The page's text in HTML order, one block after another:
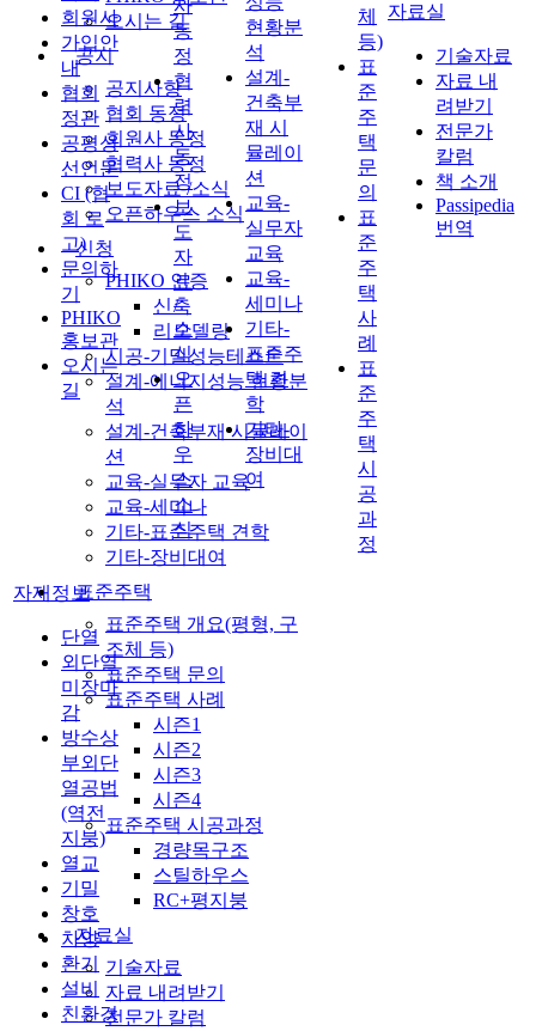
오시는 길
공지
공지사항
협회 동정
회원사 동정
협력사 동정
보도자료 /소식
오픈하우스 소식
신청
PHIKO 인증
신축
리모델링
시공-기밀성능테스트
설계-에너지성능 현황분
석
설계-건축부재 시뮬레이
션
교육-실무자 교육
교육-세미나
기타-표준주택 견학
기타-장비대여
표준주택
표준주택 개요(평형, 구
조체 등)
표준주택 문의
표준주택 사례
시즌1
시즌2
시즌3
시즌4
표준주택 시공과정
경량목구조
스틸하우스
RC+평지붕
자료실
기술자료
자료 내려받기
전문가 칼럼
회원사
가입안
내
협회
정관
공평성
선언문
CI (협
회 로
고)
문의하
기
PHIKO
홍보관
오시는
길
사
동
정
협
력
사
동
정
보
도
자
료
/
소
식
오
픈
하
우
스
소
식
현황분
석
설계-
건축부
재 시
뮬레이
션
교육-
실무자
교육
교육-
세미나
기타-
표준주
택 견
학
기타-
장비대
여
체
등)
표
준
주
택
문
의
표
준
주
택
사
례
표
준
주
택
시
공
과
정
자료실
기술자료
자료 내
려받기
전문가
칼럼
책 소개
Passipedia
번역
자재정보
단열
외단열
미장마
감
방수상
부외단
열공법
(역전
지붕)
열교
기밀
창호
차양
환기
설비
친환경